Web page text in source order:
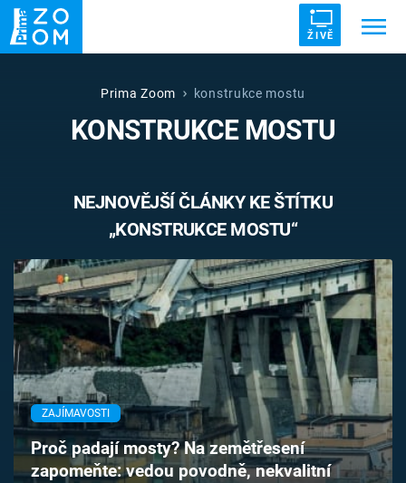
ŽIVĚ
ZRÁDCI UFO DRUHÁ SVĚTOVÁ VÁLKA
VETŘELCI DÁVNOVĚKU
Témata
Pořady
TV Program
Časopis
Sledujte prima+
Prima Zoom konstrukce mostu
KONSTRUKCE MOSTU
NEJNOVĚJŠÍ ČLÁNKY KE ŠTÍTKU
„KONSTRUKCE MOSTU“
ZAJÍMAVOSTI
Proč padají mosty? Na zemětřesení
zapomeňte: vedou povodně, nekvalitní